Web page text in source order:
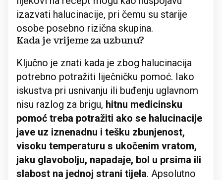
izazvati halucinacije, pri čemu su starije
osobe posebno rizična skupina.
Kada je vrijeme za uzbunu?
Ključno je znati kada je zbog halucinacija
potrebno potražiti liječničku pomoć. Iako
iskustva pri usnivanju ili buđenju uglavnom
nisu razlog za brigu, hitnu medicinsku
pomoć treba potražiti ako se halucinacije
jave uz iznenadnu i tešku zbunjenost,
visoku temperaturu s ukočenim vratom,
jaku glavobolju, napadaje, bol u prsima ili
slabost na jednoj strani tijela. Apsolutno